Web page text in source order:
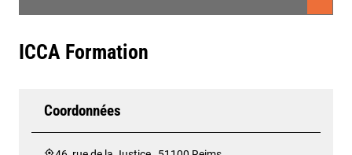
ICCA Formation
Coordonnées